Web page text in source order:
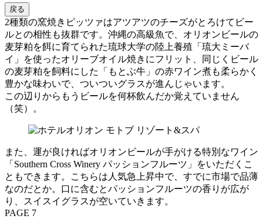
戻る
2種類の窯焼きピッツァはアツアツのチーズがとろけてビー
ルとの相性も抜群です。沖縄の高級魚で、オリオンビールの
麦芽粕を餌に育てられた琉球大学の陸上養殖「琉大ミーバ
イ」を使ったオリーブオイル焼きにフリット、同じくビール
の麦芽粕を飼料にした「もとぶ牛」の赤ワイン煮も柔らかく
豊かな味わいで、ついついグラスが進んじゃいます。
この辺りからもうビールを何杯飲んだか覚えていません
（笑）。
また、運が良ければオリオンビールが手がける特別なワイン
「Southern Cross Winery パッションフルーツ」をいただくこ
ともできます。こちらは人気急上昇中で、すでに市場で品薄
なのだとか。口に含むとパッションフルーツの香りが広が
り、スイスイグラスが空いていきます。
PAGE 7